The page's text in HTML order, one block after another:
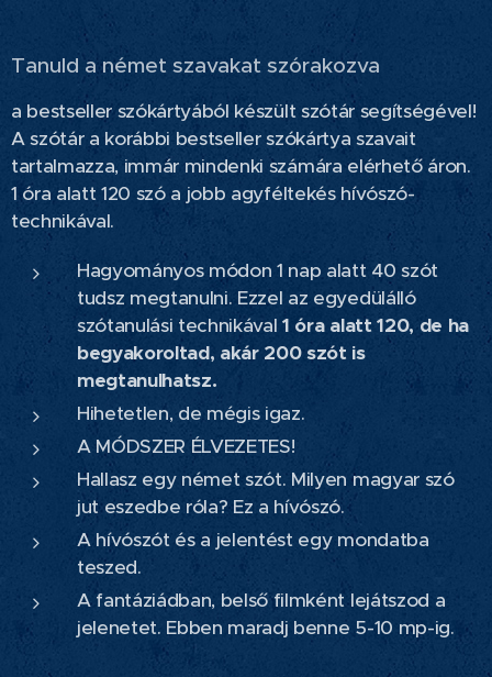
Tanuld a német szavakat szórakozva
a bestseller szókártyából készült szótár segítségével!
A szótár a korábbi bestseller szókártya szavait
tartalmazza, immár mindenki számára elérhető áron.
1 óra alatt 120 szó a jobb agyféltekés hívószó-
technikával.
Hagyományos módon 1 nap alatt 40 szót
tudsz megtanulni. Ezzel az egyedülálló
szótanulási technikával1 óra alatt 120, de ha
begyakoroltad, akár 200 szót is
megtanulhatsz.
Hihetetlen, de mégis igaz.
A MÓDSZER ÉLVEZETES!
Hallasz egy német szót. Milyen magyar szó
jut eszedbe róla? Ez a hívószó.
A hívószót és a jelentést egy mondatba
teszed.
A fantáziádban, belső filmként lejátszod a
jelenetet. Ebben maradj benne 5-10 mp-ig.